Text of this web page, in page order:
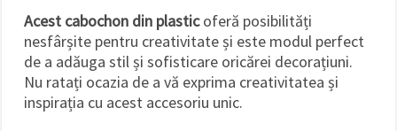
Acest cabochon din plasticoferă posibilități
nesfârșite pentru creativitate și este modul perfect
de a adăuga stil și sofisticare oricărei decorațiuni.
Nu ratați ocazia de a vă exprima creativitatea și
inspirația cu acest accesoriu unic.